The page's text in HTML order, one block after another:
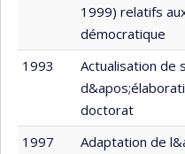
1999) relatifs
démocratique
1993
Actualisation de
doctorat
1997
Adaptation de